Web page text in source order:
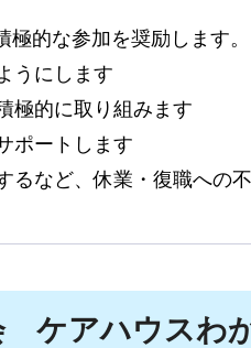
的な参加を奨励します。
うにします
極的に取り組みます
ポートします
るなど、休業・復職への
ケアハウスわ